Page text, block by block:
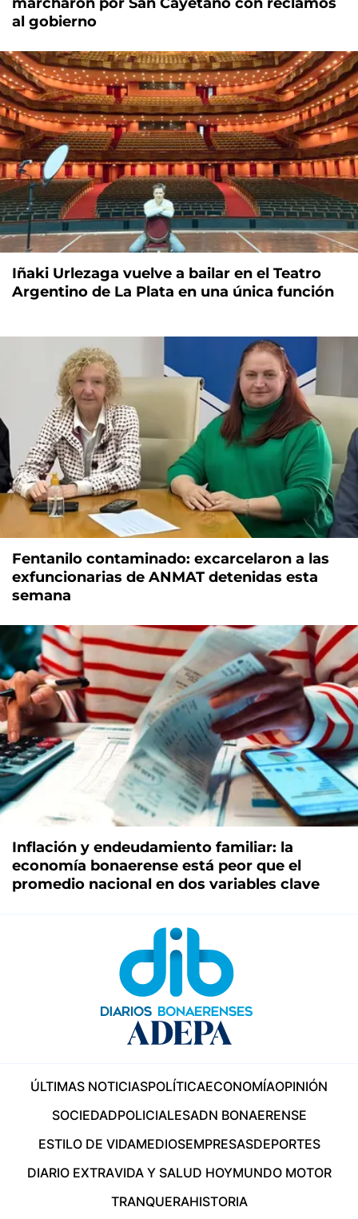
al gobierno
Iñaki Urlezaga vuelve a bailar en el Teatro
Argentino de La Plata en una única función
Fentanilo contaminado: excarcelaron a las
exfuncionarias de ANMAT detenidas esta
semana
Inflación y endeudamiento familiar: la
economía bonaerense está peor que el
promedio nacional en dos variables clave
ÚLTIMAS NOTICIASPOLÍTICAECONOMÍAOPINIÓN
SOCIEDADPOLICIALESADN BONAERENSE
ESTILO DE VIDAMEDIOSEMPRESASDEPORTES
DIARIO EXTRAVIDA Y SALUD HOYMUNDO MOTOR
TRANQUERAHISTORIA